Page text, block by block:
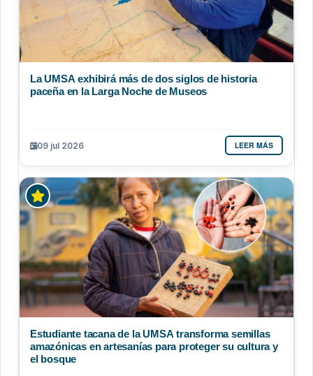
La UMSA exhibirá más de dos siglos de historia
paceña en la Larga Noche de Museos
09 jul 2026 LEER MÁS
Estudiante tacana de la UMSA transforma semillas
amazónicas en artesanías para proteger su cultura y
el bosque